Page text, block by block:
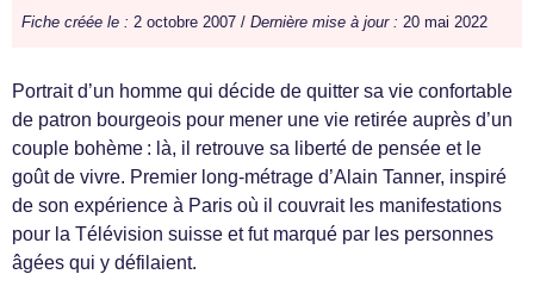
Fiche créée le : 2 octobre 2007 / Dernière mise à jour : 20 mai 2022
Portrait d’un homme qui décide de quitter sa vie confortable
de patron bourgeois pour mener une vie retirée auprès d’un
couple bohème : là, il retrouve sa liberté de pensée et le
goût de vivre. Premier long-métrage d’Alain Tanner, inspiré
de son expérience à Paris où il couvrait les manifestations
pour la Télévision suisse et fut marqué par les personnes
âgées qui y défilaient.